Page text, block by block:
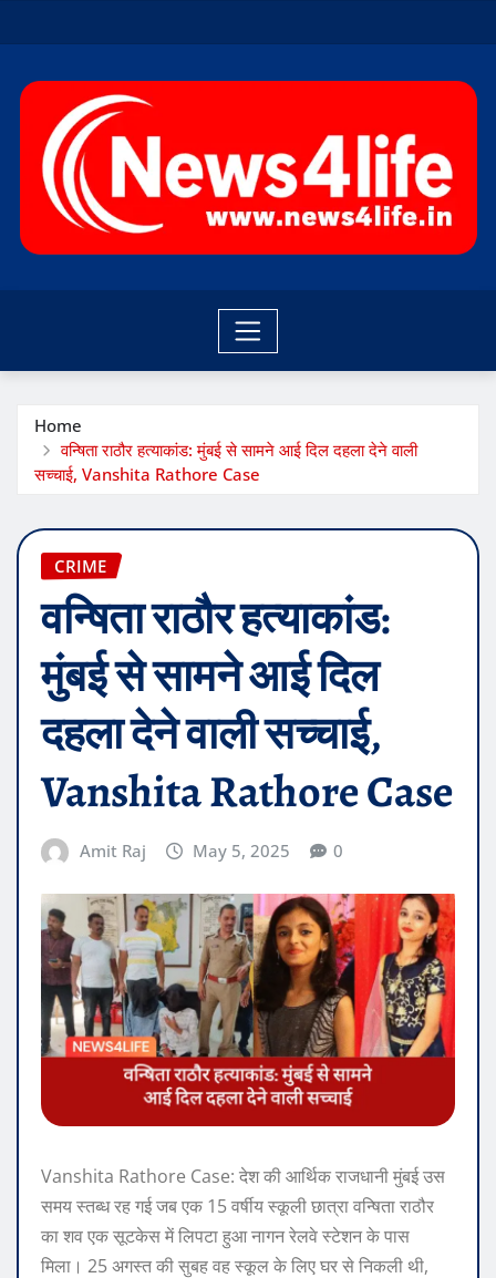
to
Home
वन्षिता राठौर हत्याकांड: मुंबई से सामने आई दिल दहला देने वाली
सच्चाई, Vanshita Rathore Case
CRIME
वन्षिता राठौर हत्याकांड:
मुंबई से सामने आई दिल
दहला देने वाली सच्चाई,
Vanshita Rathore Case
Amit Raj May 5, 2025 0
Vanshita Rathore Case: देश की आर्थिक राजधानी मुंबई उस
समय स्तब्ध रह गई जब एक 15 वर्षीय स्कूली छात्रा वन्षिता राठौर
का शव एक सूटकेस में लिपटा हुआ नागन रेलवे स्टेशन के पास
मिला। 25 अगस्त की सुबह वह स्कूल के लिए घर से निकली थी,